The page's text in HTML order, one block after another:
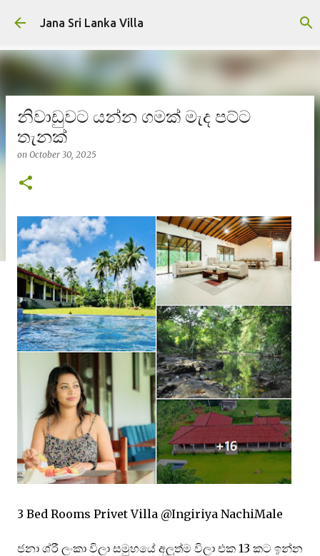
Skip to main content
Jana Sri Lanka Villa
නිවාඩුවට යන්න ගමක් මැද පට්ට
තැනක්
on October 30, 2025
3 Bed Rooms Privet Villa @Ingiriya NachiMale
ජනා ශ්රී ලංකා විලා සමුහයේ අලුත්ම විලා එක 13 කට ඉන්න